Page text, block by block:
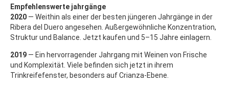
Empfehlenswerte jahrgänge
2020 — Weithin als einer der besten jüngeren Jahrgänge in der
Ribera del Duero angesehen. Außergewöhnliche Konzentration,
Struktur und Balance. Jetzt kaufen und 5–15 Jahre einlagern.
2019 — Ein hervorragender Jahrgang mit Weinen von Frische
und Komplexität. Viele befinden sich jetzt in ihrem
Trinkreifefenster, besonders auf Crianza-Ebene.